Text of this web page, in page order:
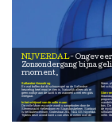
NIJVERDAL
Zonsondergang bijna
moment.
Sallandse Heuvelrug
En wat boffen dat dit schouwspel op de Sallandse
heuvelrug heel mooi te zien is. Natuurlijk alleen als er
geen wolkje aan de lucht is en wanneer u met een gids
meegaat.
In het schijnsel van de volle maan
De volle Maan excursie wordt u aangeboden door de
Sterrenwacht Hellendoorn en Staatsbosbeheer. Startpunt
is het buitencentrum, Grotestraat 281, 7441 GS Nijverdal.
Tijdens deze avond komt u van alles te weten over de
Maan,
het
bos. De
de
stilte.